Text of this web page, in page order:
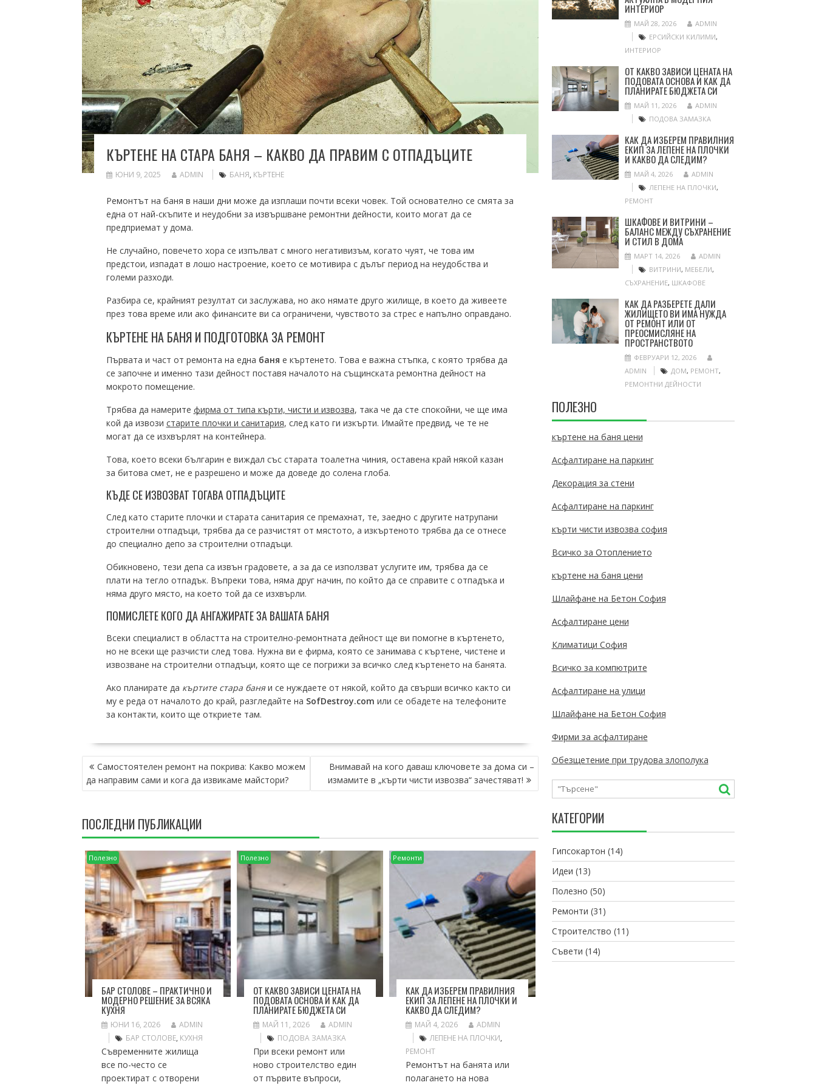
КЪРТЕНЕ НА СТАРА БАНЯ – КАКВО ДА ПРАВИМ С ОТПАДЪЦИТЕ
ЮНИ 9, 2025 ADMIN БАНЯ, КЪРТЕНЕ
Ремонтът на баня в наши дни може да изплаши почти всеки човек. Той основателно се смята за
една от най-скъпите и неудобни за извършване ремонтни дейности, които могат да се
предприемат у дома.
Не случайно, повечето хора се изпълват с много негативизъм, когато чуят, че това им
предстои, изпадат в лошо настроение, което се мотивира с дълъг период на неудобства и
големи разходи.
Разбира се, крайният резултат си заслужава, но ако нямате друго жилище, в което да живеете
през това време или ако финансите ви са ограничени, чувството за стрес е напълно оправдано.
КЪРТЕНЕ НА БАНЯ И ПОДГОТОВКА ЗА РЕМОНТ
Първата и част от ремонта на една баня е къртенето. Това е важна стъпка, с която трябва да
се започне и именно тази дейност поставя началото на същинската ремонтна дейност на
мокрото помещение.
Трябва да намерите фирма от типа кърти, чисти и извозва, така че да сте спокойни, че ще има
кой да извози старите плочки и санитария, след като ги изкърти. Имайте предвид, че те не
могат да се изхвърлят на контейнера.
Това, което всеки българин е виждал със старата тоалетна чиния, оставена край някой казан
за битова смет, не е разрешено и може да доведе до солена глоба.
КЪДЕ СЕ ИЗВОЗВАТ ТОГАВА ОТПАДЪЦИТЕ
След като старите плочки и старата санитария се премахнат, те, заедно с другите натрупани
строителни отпадъци, трябва да се разчистят от мястото, а изкъртеното трябва да се отнесе
до специално депо за строителни отпадъци.
Обикновено, тези депа са извън градовете, а за да се използват услугите им, трябва да се
плати на тегло отпадък. Въпреки това, няма друг начин, по който да се справите с отпадъка и
няма друго място, на което той да се изхвърли.
ПОМИСЛЕТЕ КОГО ДА АНГАЖИРАТЕ ЗА ВАШАТА БАНЯ
Всеки специалист в областта на строително-ремонтната дейност ще ви помогне в къртенето,
но не всеки ще разчисти след това. Нужна ви е фирма, която се занимава с къртене, чистене и
извозване на строителни отпадъци, която ще се погрижи за всичко след къртенето на банята.
Ако планирате да къртите стара баняи се нуждаете от някой, който да свърши всичко както си
му е реда от началото до край, разгледайте на SofDestroy.com или се обадете на телефоните
за контакти, които ще откриете там.
НАВИГАЦИЯ
Самостоятелен ремонт на покрива: Какво можем
да направим сами и кога да извикаме майстори?
Внимавай на кого даваш ключовете за дома си –
измамите в „кърти чисти извозва“ зачестяват!
ПОСЛЕДНИ ПУБЛИКАЦИИ
Полезно
БАР СТОЛОВЕ – ПРАКТИЧНО И
МОДЕРНО РЕШЕНИЕ ЗА ВСЯКА
КУХНЯ
ЮНИ 16, 2026
ADMIN
БАР СТОЛОВЕ, КУХНЯ
Съвременните жилища
все по-често се
проектират с отворени
Полезно
ОТ КАКВО ЗАВИСИ ЦЕНАТА НА
ПОДОВАТА ОСНОВА И КАК ДА
ПЛАНИРАТЕ БЮДЖЕТА СИ
МАЙ 11, 2026
ADMIN
ПОДОВА ЗАМАЗКА
При всеки ремонт или
ново строителство един
от първите въпроси,
Ремонти
КАК ДА ИЗБЕРЕМ ПРАВИЛНИЯ
ЕКИП ЗА ЛЕПЕНЕ НА ПЛОЧКИ И
КАКВО ДА СЛЕДИМ?
МАЙ 4, 2026
ADMIN
ЛЕПЕНЕ НА ПЛОЧКИ,
РЕМОНТ
Ремонтът на банята или
полагането на нова
ИНТЕРИОР
МАЙ 28, 2026
ADMIN
ЕРСИЙСКИ КИЛИМИ,
ИНТЕРИОР
ОТ КАКВО ЗАВИСИ ЦЕНАТА НА
ПОДОВАТА ОСНОВА И КАК ДА
ПЛАНИРАТЕ БЮДЖЕТА СИ
МАЙ 11, 2026
ADMIN
ПОДОВА ЗАМАЗКА
КАК ДА ИЗБЕРЕМ ПРАВИЛНИЯ
ЕКИП ЗА ЛЕПЕНЕ НА ПЛОЧКИ
И КАКВО ДА СЛЕДИМ?
МАЙ 4, 2026
ADMIN
ЛЕПЕНЕ НА ПЛОЧКИ,
РЕМОНТ
ШКАФОВЕ И ВИТРИНИ –
БАЛАНС МЕЖДУ СЪХРАНЕНИЕ
И СТИЛ В ДОМА
МАРТ 14, 2026
ADMIN
ВИТРИНИ, МЕБЕЛИ,
СЪХРАНЕНИЕ, ШКАФОВЕ
КАК ДА РАЗБЕРЕТЕ ДАЛИ
ЖИЛИЩЕТО ВИ ИМА НУЖДА
ОТ РЕМОНТ ИЛИ ОТ
ПРЕОСМИСЛЯНЕ НА
ПРОСТРАНСТВОТО
ФЕВРУАРИ 12, 2026
ADMIN
ДОМ, РЕМОНТ,
РЕМОНТНИ ДЕЙНОСТИ
ПОЛЕЗНО
къртене на баня цени
Асфалтиране на паркинг
Декорация за стени
Асфалтиране на паркинг
кърти чисти извозва софия
Всичко за Отоплението
къртене на баня цени
Шлайфане на Бетон София
Асфалтиране цени
Климатици София
Всичко за компютрите
Асфалтиране на улици
Шлайфане на Бетон София
Фирми за асфалтиране
Обезщетение при трудова злополука
КАТЕГОРИИ
Гипсокартон (14)
Идеи (13)
Полезно (50)
Ремонти (31)
Строителство (11)
Съвети (14)